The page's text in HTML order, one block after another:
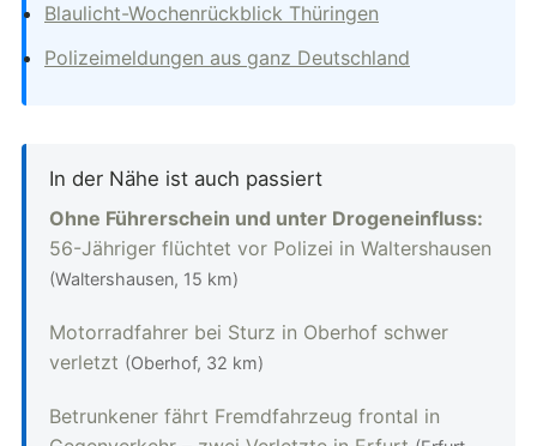
Blaulicht-Wochenrückblick Thüringen
Polizeimeldungen aus ganz Deutschland
In der Nähe ist auch passiert
Ohne Führerschein und unter Drogeneinfluss:
56-Jähriger flüchtet vor Polizei in Waltershausen
(Waltershausen, 15 km)
Motorradfahrer bei Sturz in Oberhof schwer
verletzt (Oberhof, 32 km)
Betrunkener fährt Fremdfahrzeug frontal in